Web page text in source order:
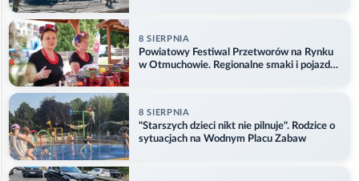
8 SIERPNIA
Powiatowy Festiwal Przetworów na Rynku
w Otmuchowie. Regionalne smaki i pojazdy
8 SIERPNIA
"Starszych dzieci nikt nie pilnuje". Rodzice o
sytuacjach na Wodnym Placu Zabaw